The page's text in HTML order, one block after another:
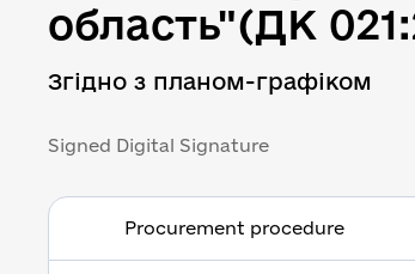
Згідно з планом-графіком
Signed Digital Signature
Procurement procedure